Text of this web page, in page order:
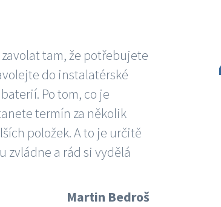
tam, že potřebujete
do instalatérské
Po tom, co je
termín za několik
položek. A to je určitě
zvládne a rád si vydělá
Martin Bedroš